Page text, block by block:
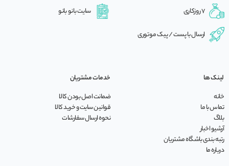
7 روزکاری سایت بانو بانو
ارسال با پست / پیک موتوری
لینک ها
خانه
تماس با ما
بلاگ
آرشیو اخبار
رتبه بندی باشگاه مشتریان
درباره ما
خدمات مشتریان
ضمانت اصل بودن کالا
قوانین سایت و خرید کالا
نحوه ارسال سفارشات